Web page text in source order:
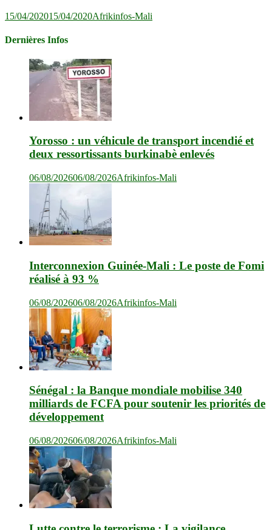
15/04/202015/04/2020Afrikinfos-Mali
Dernières Infos
Yorosso : un véhicule de transport incendié et
deux ressortissants burkinabè enlevés
06/08/202606/08/2026Afrikinfos-Mali
Interconnexion Guinée-Mali : Le poste de Fomi
réalisé à 93 %
06/08/202606/08/2026Afrikinfos-Mali
Sénégal : la Banque mondiale mobilise 340
milliards de FCFA pour soutenir les priorités de
développement
06/08/202606/08/2026Afrikinfos-Mali